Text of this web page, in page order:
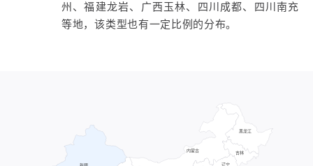
州、福建龙岩、广西玉林、四川成都、四川南充
等地，该类型也有一定比例的分布。